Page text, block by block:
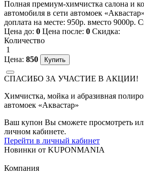
Полная премиум-химчистка салона и
автомобиля в сети автомоек
доплата на месте: 950р. вместо 9000р.
Цена до: 0 Цена после: 0 Скидка:
Количество
1
Цена: 850
СПАСИБО ЗА УЧАСТИЕ В АКЦИИ!
Химчистка, мойка и абразивная
автомоек «Аквастар»
Ваш купон Вы сможете просмотреть
личном кабинете.
Перейти в личный кабинет
Новинки от KUPONMANIA
Компания